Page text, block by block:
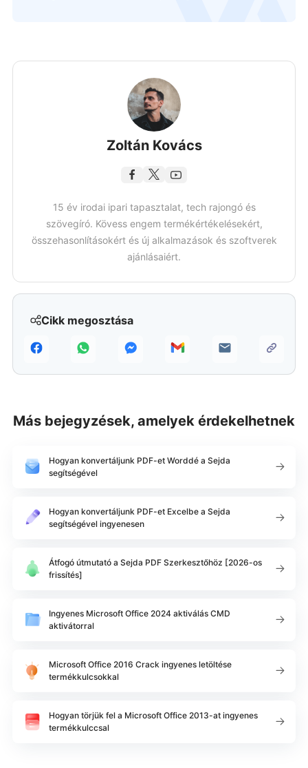
Cikk megosztása
Zoltán Kovács
15 év irodai ipari tapasztalat, tech rajongó és
szövegíró. Kövess engem termékértékelésekért,
összehasonlításokért és új alkalmazások és szoftverek
ajánlásaiért.
Más bejegyzések, amelyek érdekelhetnek
Hogyan konvertáljunk PDF-et Worddé a Sejda
segítségével
Hogyan konvertáljunk PDF-et Excelbe a Sejda
segítségével ingyenesen
Átfogó útmutató a Sejda PDF Szerkesztőhöz [2026-os
frissítés]
Ingyenes Microsoft Office 2024 aktiválás CMD
aktivátorral
Microsoft Office 2016 Crack ingyenes letöltése
termékkulcsokkal
Hogyan törjük fel a Microsoft Office 2013-at ingyenes
termékkulccsal